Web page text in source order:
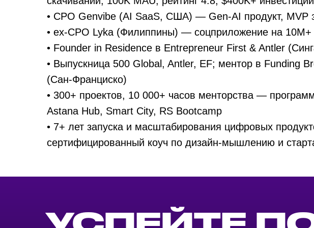
• CPO Genvibe (AI SaaS, США) — Gen-AI продукт, MVP
• ex-CPO Lyka (Филиппины) — соцприложение на 10M+
• Founder in Residence в Entrepreneur First & Antler
• Выпускница 500 Global, Antler, EF; ментор в Funding
(Сан-Франциско)
• 300+ проектов, 10 000+ часов менторства —
Astana Hub, Smart City, RS Bootcamp
• 7+ лет запуска и масштабирования цифровых
сертифицированный коуч по дизайн-мышлению и
УСПЕЙТЕ
ЗАЯВКУ ДО
Подать